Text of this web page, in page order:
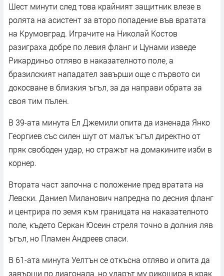
Шест минути след това крайният защитник влезе в
ролята на асистент за второ попадение във вратата
на Крумовград. Играчите на Николай Костов
разиграха добре по левия фланг и Цунами изведе
Рикардиньо отляво в наказателното поле, а
бразилският нападател завърши още с първото си
докосване в близкия ъгъл, за да направи обрата за
своя тим пълен.
В 39-ата минута Ел Джемили опита да изненада Янко
Георгиев със силен шут от малък ъгъл директно от
пряк свободен удар, но стражът на домакините изби в
корнер.
Втората част започна с положение пред вратата на
Левски. Даниел Миланович напредна по десния фланг
и центрира по земя към границата на наказателното
поле, където Серкан Юсеин стреля точно в долния ляв
ъгъл, но Пламен Андреев спаси.
В 61-ата минута Уелтън се откъсна отляво и опита да
завърши по диагонала, но ударът му рикошира в крак